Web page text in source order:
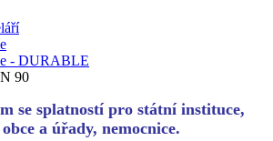
- DURABLE
90
se splatností pro státní instituce,
a úřady, nemocnice.